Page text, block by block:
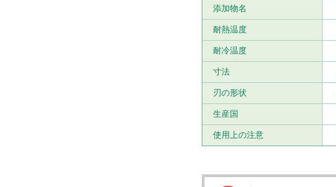
添加物名
耐熱温度
耐冷温度
寸法
刃の形状
生産国
使用上の注意